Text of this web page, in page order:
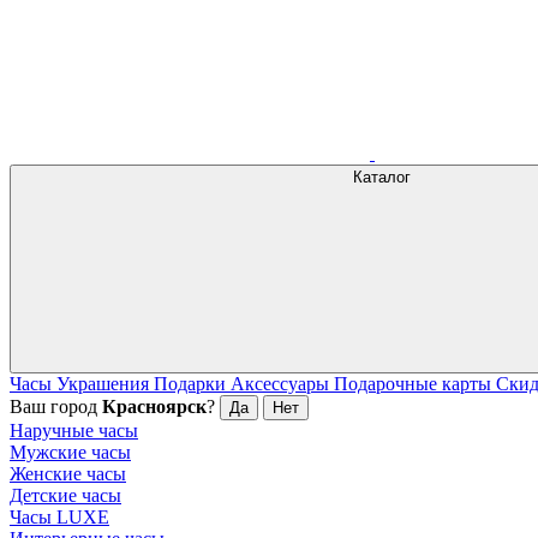
Каталог
Часы Украшения Подарки Аксессуары Подарочные карты
Ваш город Красноярск? Да Нет
Наручные часы
Мужские часы
Женские часы
Детские часы
Часы LUXE